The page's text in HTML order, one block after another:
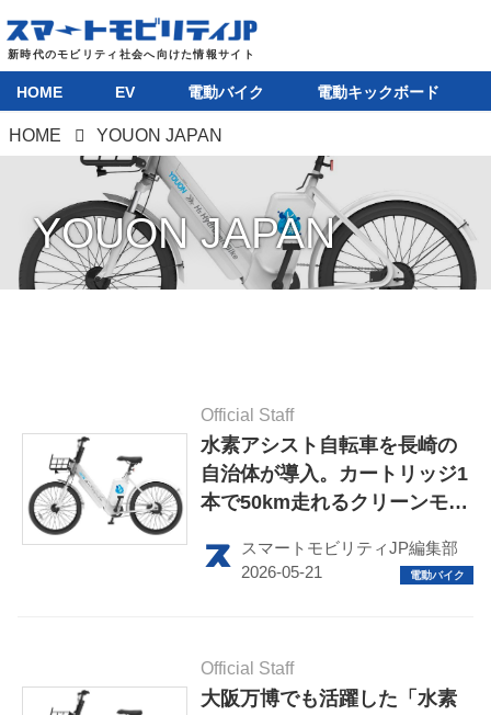
EV
HOME EV 電動バイク 電動キックボード
HOME YOUON JAPAN
YOUON JAPAN
Official Staff
水素アシスト自転車を長崎の
自治体が導入。カートリッジ1
本で50km走れるクリーンモビ
スマートモビリティJP編集部
Official Staff
大阪万博でも活躍した「水素